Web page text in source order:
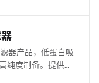
器产品，低蛋白吸
纯度制备。提供各